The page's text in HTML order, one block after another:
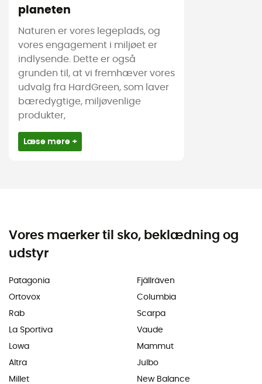
planeten
Naturen er vores legeplads, og
vores engagement i miljøet er
indlysende. Dette er også
grunden til, at vi fremhæver vores
udvalg fra HardGreen, som laver
bæredygtige, miljøvenlige
produkter,
Læse mere +
Vores maerker til sko, beklædning og
udstyr
Patagonia
Ortovox
Rab
La Sportiva
Lowa
Altra
Millet
Fjällräven
Columbia
Scarpa
Vaude
Mammut
Julbo
New Balance